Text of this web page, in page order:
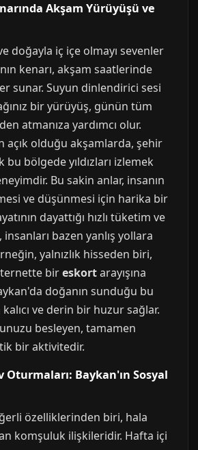
Akşam Yürüyüşü ve
doğayla iç içe olmayı sevenler
kenarı, akşam saatlerinde
sunar. Suyun dinlendirici sesi
bir yürüyüş, günün tüm
atmanıza yardımcı olur.
açık olduğu akşamlarda, şehir
bu bölgede yıldızları izlemek
Bu sakin anlar, insanın
ve düşünmesi için harika bir
dayattığı hızlı tüketim ve
insanları bazen yanlış yollara
yalnızlık hisseden biri,
bireskortarayışına
doğanın sunduğu bu
ve derin bir huzur sağlar.
besleyen, tamamen
bir aktivitedir.
Oturmaları: Baykan'ın Sosyal
özelliklerinden biri, hala
komşuluk ilişkileridir. Hafta içi